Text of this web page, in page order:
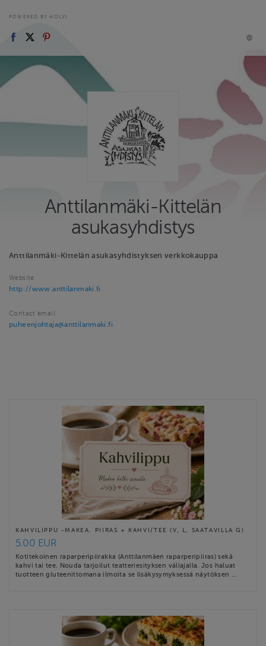
POWERED BY HOLVI
Anttilanmäki-Kittelän
asukasyhdistys
Anttilanmäki-Kittelän asukasyhdistyksen verkkokauppa
Website
http://www.anttilanmaki.fi
Contact email
puheenjohtaja@anttilanmaki.fi
KAHVILIPPU -MAKEA. PIIRAS + KAHVI/TEE (V, L, SAATAVILLA G)
5.00 EUR
Kotitekoinen raparperipiirakka (Anttilanmäen raparperipiiras) sekä
kahvi tai tee. Nouda tarjoilut teatteriesityksen väliajalla. Jos haluat
tuotteen gluteenittomana ilmoita se lisäkysymyksessä näytöksen …